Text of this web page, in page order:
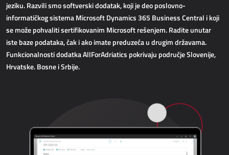
WEB APLIKACIJE
AllForEcommerce
AllForWeb
MRP - PROIZVODNJA
jeziku. Razvili smo softverski dodatak, koji je deo poslovno-
informatičkog sistema Microsoft Dynamics 365 Business Central i koji
se može pohvaliti sertifikovanim Microsoft rešenjem. Radite unutar
iste baze podataka, čak i ako imate preduzeća u drugim državama.
Funkcionalnosti dodatka AllForAdriatics pokrivaju područje Slovenije,
Hrvatske. Bosne i Srbije.